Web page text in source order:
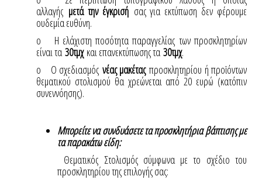
αλλαγής μετά την έγκρισή σας για εκτύπωση δεν φέρουμε
ουδεμία ευθύνη.
o Η ελάχιστη ποσότητα παραγγελίας των προσκλητηρίων
είναι τα30τμχ και επανεκτύπωσης τα30τμχ.
o Ο σχεδιασμόςνέας μακέταςπροσκλητηρίου ή προϊόντων
θεματικού στολισμού θα χρεώνεται από 20 ευρώ (κατόπιν
συνεννόησης).
Μπορείτε να συνδυάσετε τα προσκλητήρια βάπτισης με
τα παρακάτω είδη:
Θεματικός Στολισμός σύμφωνα με το σχέδιο του
προσκλητηρίου της επιλογής σας: